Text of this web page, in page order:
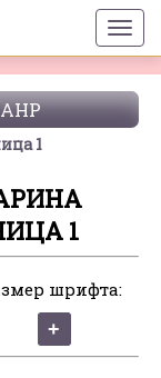
1
1
шрифта: